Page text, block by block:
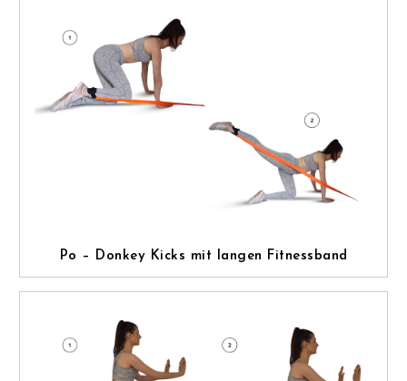
Po – Donkey Kicks mit langen Fitnessband